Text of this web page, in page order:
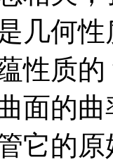
几何
性质
面的
它的